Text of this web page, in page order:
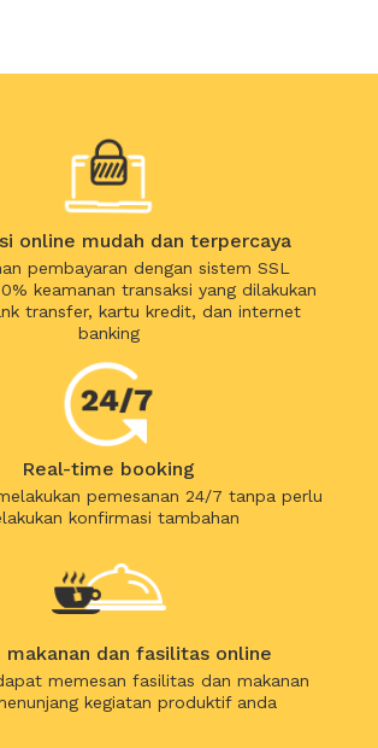
online mudah dan terpercaya
pembayaran dengan sistem SSL
keamanan transaksi yang dilakukan
transfer, kartu kredit, dan internet
banking
Real-time booking
pemesanan 24/7 tanpa perlu
konfirmasi tambahan
makanan dan fasilitas online
memesan fasilitas dan makanan
kegiatan produktif anda